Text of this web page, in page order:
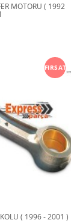
MOTORU ( 1992
FIRSAT
( 1996 - 2001 )